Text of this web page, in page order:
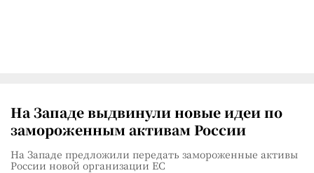
На Западе выдвинули новые идеи по
замороженным активам России
На Западе предложили передать замороженные активы
России новой организации ЕС